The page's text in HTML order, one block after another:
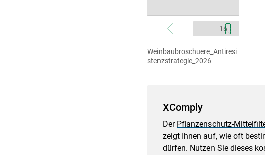
Weinbaubroschuere_Antiresi
stenzstrategie_2026
XComply
Der Pflanzenschutz-
zeigt Ihnen auf, wie oft
dürfen. Nutzen Sie dieses